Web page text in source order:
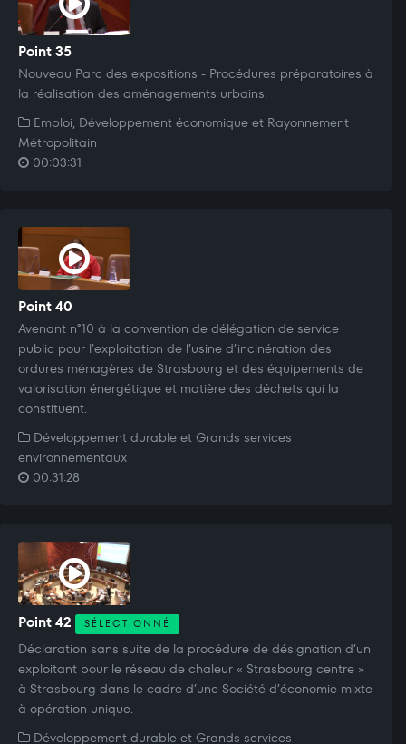
Point 35
Nouveau Parc des expositions - Procédures préparatoires à
la réalisation des aménagements urbains.
Emploi, Développement économique et Rayonnement
Métropolitain
00:03:31
Point 40
Avenant n°10 à la convention de délégation de service
public pour l’exploitation de l’usine d’incinération des
ordures ménagères de Strasbourg et des équipements de
valorisation énergétique et matière des déchets qui la
constituent.
Développement durable et Grands services
environnementaux
00:31:28
Point 42 SÉLECTIONNÉ
Déclaration sans suite de la procédure de désignation d’un
exploitant pour le réseau de chaleur « Strasbourg centre »
à Strasbourg dans le cadre d’une Société d’économie mixte
à opération unique.
Développement durable et Grands services